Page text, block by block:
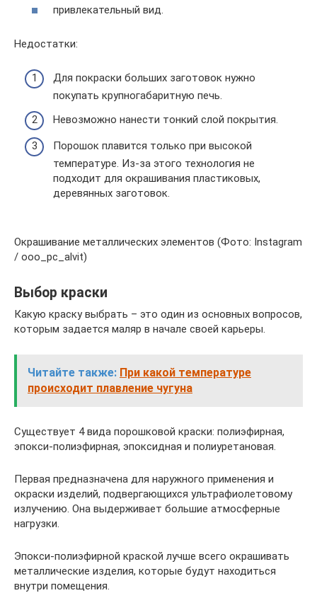
привлекательный вид.
Недостатки:
Для покраски больших заготовок нужно
покупать крупногабаритную печь.
Невозможно нанести тонкий слой покрытия.
Порошок плавится только при высокой
температуре. Из-за этого технология не
подходит для окрашивания пластиковых,
деревянных заготовок.
Окрашивание металлических элементов (Фото: Instagram
/ ooo_pc_alvit)
Выбор краски
Какую краску выбрать – это один из основных вопросов,
которым задается маляр в начале своей карьеры.
Читайте также: При какой температуре
происходит плавление чугуна
Существует 4 вида порошковой краски: полиэфирная,
эпокси-полиэфирная, эпоксидная и полиуретановая.
Первая предназначена для наружного применения и
окраски изделий, подвергающихся ультрафиолетовому
излучению. Она выдерживает большие атмосферные
нагрузки.
Эпокси-полиэфирной краской лучше всего окрашивать
металлические изделия, которые будут находиться
внутри помещения.